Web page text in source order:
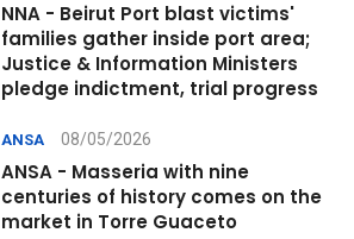
NNA - Beirut Port blast victims'
families gather inside port area;
Justice & Information Ministers
pledge indictment, trial progress
ANSA 08/05/2026
ANSA - Masseria with nine
centuries of history comes on the
market in Torre Guaceto